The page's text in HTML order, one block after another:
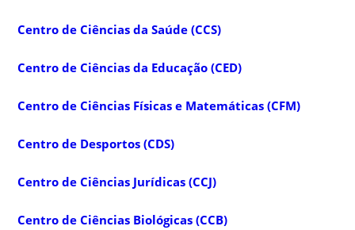
Centro de Ciências da Saúde (CCS)
Centro de Ciências da Educação (CED)
Centro de Ciências Físicas e Matemáticas (CFM)
Centro de Desportos (CDS)
Centro de Ciências Jurídicas (CCJ)
Centro de Ciências Biológicas (CCB)